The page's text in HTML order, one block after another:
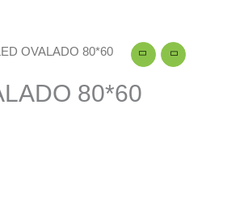
OVALADO 80*60
80*60